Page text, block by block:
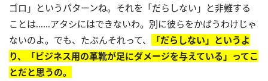
ゴロ」というパターンね。それを「だらしない」と非難する
ことは……アタシにはできないわ。別に彼らをかばうわけじゃ
ないのよ。でも、たぶんそれって、
「だらしない」というよ
り、「ビジネス用の革靴が足にダメージを与えている」ってこ
とだと思うの。